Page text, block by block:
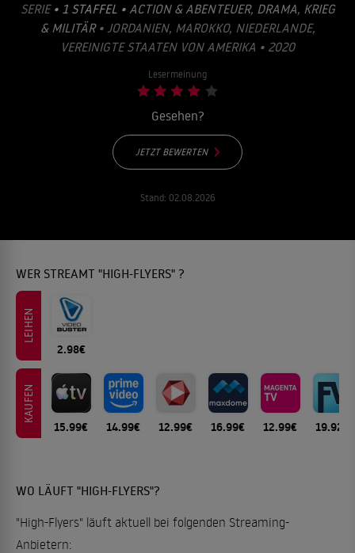
SERIE • 1 STAFFEL • ACTION & ABENTEUER, DRAMA, KRIEG
& MILITÄR• JORDANIEN, MAROKKO, NIEDERLANDE,
VEREINIGTE STAATEN VON AMERIKA • 2020
Lesermeinung
Gesehen?
JETZT BEWERTEN
Stand: 02.08.2026
WER STREAMT "HIGH-FLYERS" ?
LEIHEN
2.98€
KAUFEN
15.99€ 14.99€ 12.99€ 16.99€ 12.99€ 19.92€
WO LÄUFT "HIGH-FLYERS"?
"High-Flyers" läuft aktuell bei folgenden Streaming-
Anbietern: